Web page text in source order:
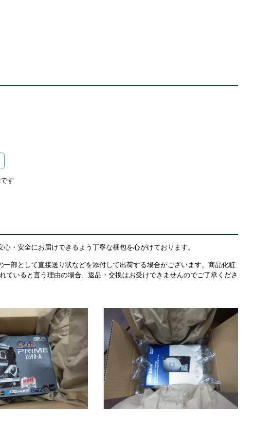
す
・安全にお届けできるよう丁寧な梱包を心がけております。
部として直接送り状などを添付して出荷する場合がございます。商品化粧
いると言う理由の場合、返品・交換はお受けできませんのでご了承くださ